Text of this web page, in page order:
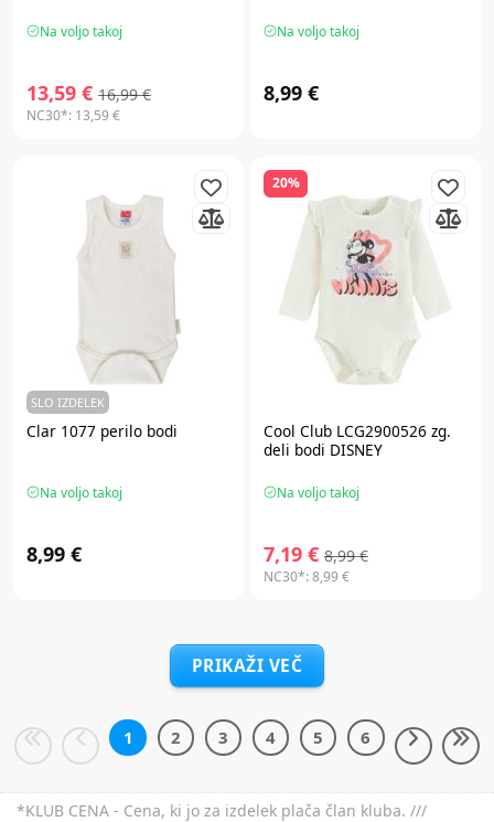
Na voljo takoj
13,59 € 16,99 €
NC30*: 13,59 €
Na voljo takoj
8,99 €
SLO IZDELEK
Clar 1077 perilo bodi
Na voljo takoj
8,99 €
20%
Cool Club LCG2900526 zg.
deli bodi DISNEY
Na voljo takoj
7,19 € 8,99 €
NC30*:8,99 €
PRIKAŽI VEČ
1 2 3 4 5 6
*KLUB CENA - Cena, ki jo za izdelek plača član kluba. ///